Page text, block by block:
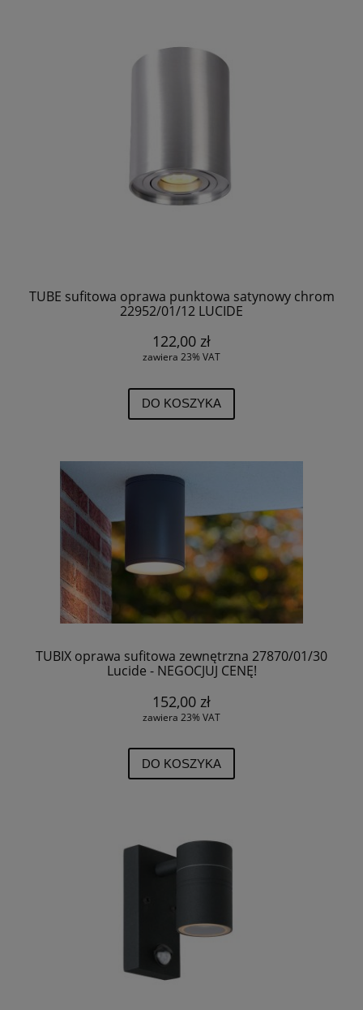
TUBE sufitowa oprawa punktowa satynowy chrom
22952/01/12 LUCIDE
122,00 zł
zawiera 23% VAT
DO KOSZYKA
TUBIX oprawa sufitowa zewnętrzna 27870/01/30
Lucide - NEGOCJUJ CENĘ!
152,00 zł
zawiera 23% VAT
DO KOSZYKA